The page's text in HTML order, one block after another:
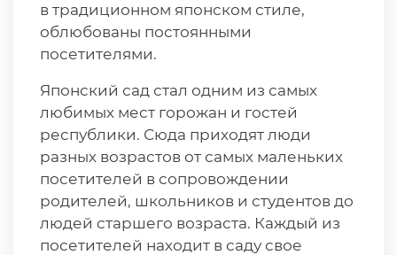
в традиционном японском стиле,
облюбованы постоянными
посетителями.
Японский сад стал одним из самых
любимых мест горожан и гостей
республики. Сюда приходят люди
разных возрастов от самых маленьких
посетителей в сопровождении
родителей, школьников и студентов до
людей старшего возраста. Каждый из
посетителей находит в саду свое